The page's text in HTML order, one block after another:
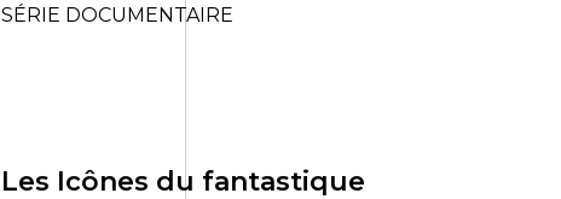
SÉRIE DOCUMENTAIRE
Les Icônes du fantastique